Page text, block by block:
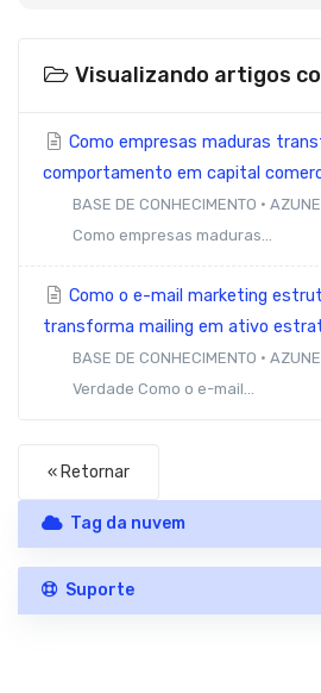
Visualizando artigos
Como empresas maduras
comportamento em capital
BASE DE CONHECIMENTO ·
Como empresas maduras...
Como o e-mail marketing
transforma mailing em ativo
BASE DE CONHECIMENTO ·
Verdade Como o e-mail...
« Retornar
Tag da nuvem
Suporte